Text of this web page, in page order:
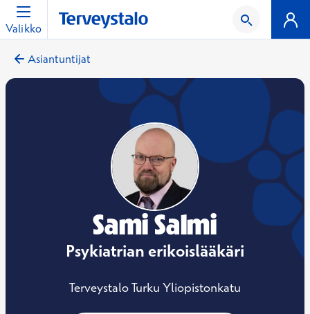
Valikko
Asiantuntijat
Sami Salmi
Psykiatrian erikoislääkäri
Terveystalo Turku Yliopistonkatu